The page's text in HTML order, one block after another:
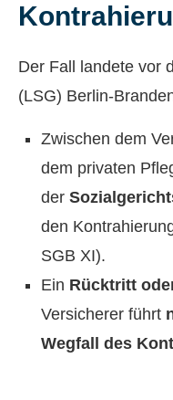
Der Fall landete vor
(LSG) Berlin-
Zwischen dem
dem privaten
der
den
SGB XI).
Ein Rücktritt
Versicherer führt
Wegfall des